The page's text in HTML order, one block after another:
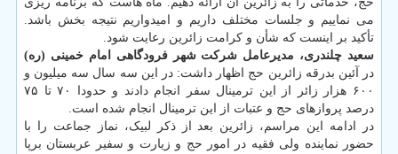
می نماییم و جلسات مختلف داریم و امیدواریم نتیجه بخش باشد.
تأکید بر اینست که شأن و کرامت زائرین رعایت شود.
سعید چلندری، مدیرعامل شرکت شهر فرودگاهی امام خمینی (ره)
در آئین بدرقه زائرین حج اظهار داشت: در این سه سال سه میلیون و
۶۰۰ هزار زائر از این ترمینال سفر انجام دادند و حدودا ۷۰ تا ۷۵
درصد پروازهای حج و عتبات از این ترمینال انجام شده است.
در ادامه این مراسم، زائرین بعد از ذکر لبیک، نماز جماعت را با
حضور نماینده ولی فقیه در امور حج و زیارت و سفیر عربستان برپا